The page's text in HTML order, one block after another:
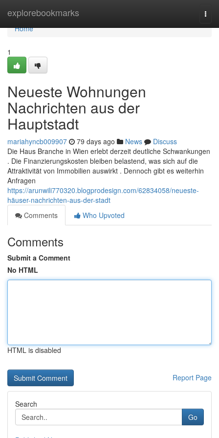
explorebookmarks
Home
Home
1
Neueste Wohnungen
Nachrichten aus der
Hauptstadt
mariahyncb009907 79 days ago News
Discuss
Die Haus Branche in Wien erlebt derzeit deutliche Schwankungen
. Die Finanzierungskosten bleiben belastend, was sich auf die
Attraktivität von Immobilien auswirkt . Dennoch gibt es weiterhin
Anfragen
https://arunwili770320.blogprodesign.com/62834058/neueste-
häuser-nachrichten-aus-der-stadt
Comments
Who Upvoted
Comments
Submit a Comment
No HTML
HTML is disabled
Report Page
Search
Go